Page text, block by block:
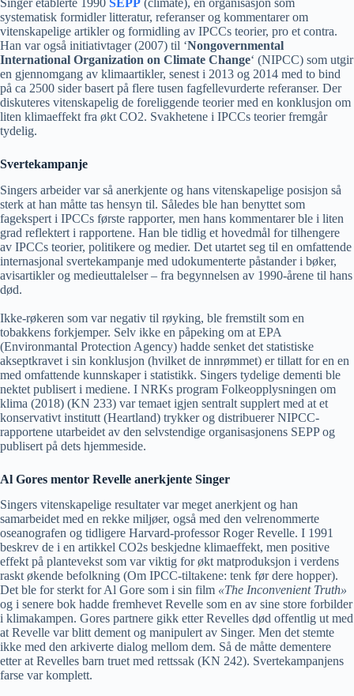
systematisk formidler litteratur, referanser og kommentarer om
vitenskapelige artikler og formidling av IPCCs teorier, pro et contra.
Han var også initiativtager (2007) til ‘Nongovernmental
International Organization on Climate Change‘ (NIPCC) som utgir
en gjennomgang av klimaartikler, senest i 2013 og 2014 med to bind
på ca 2500 sider basert på flere tusen fagfellevurderte referanser. Der
diskuteres vitenskapelig de foreliggende teorier med en konklusjon om
liten klimaeffekt fra økt CO2. Svakhetene i IPCCs teorier fremgår
tydelig.
Svertekampanje
Singers arbeider var så anerkjente og hans vitenskapelige posisjon så
sterk at han måtte tas hensyn til. Således ble han benyttet som
fagekspert i IPCCs første rapporter, men hans kommentarer ble i liten
grad reflektert i rapportene. Han ble tidlig et hovedmål for tilhengere
av IPCCs teorier, politikere og medier. Det utartet seg til en omfattende
internasjonal svertekampanje med udokumenterte påstander i bøker,
avisartikler og medieuttalelser – fra begynnelsen av 1990-årene til hans
død.
Ikke-røkeren som var negativ til røyking, ble fremstilt som en
tobakkens forkjemper. Selv ikke en påpeking om at EPA
(Environmantal Protection Agency) hadde senket det statistiske
akseptkravet i sin konklusjon (hvilket de innrømmet) er tillatt for en en
med omfattende kunnskaper i statistikk. Singers tydelige dementi ble
nektet publisert i mediene. I NRKs program Folkeopplysningen om
klima (2018) (KN 233) var temaet igjen sentralt supplert med at et
konservativt institutt (Heartland) trykker og distribuerer NIPCC-
rapportene utarbeidet av den selvstendige organisasjonens SEPP og
publisert på dets hjemmeside.
Al Gores mentor Revelle anerkjente Singer
Singers vitenskapelige resultater var meget anerkjent og han
samarbeidet med en rekke miljøer, også med den velrenommerte
oseanografen og tidligere Harvard-professor Roger Revelle. I 1991
beskrev de i en artikkel CO2s beskjedne klimaeffekt, men positive
effekt på plantevekst som var viktig for økt matproduksjon i verdens
raskt økende befolkning (Om IPCC-tiltakene: tenk før dere hopper).
Det ble for sterkt for Al Gore som i sin film «The Inconvenient Truth»
og i senere bok hadde fremhevet Revelle som en av sine store forbilder
i klimakampen. Gores partnere gikk etter Revelles død offentlig ut med
at Revelle var blitt dement og manipulert av Singer. Men det stemte
ikke med den arkiverte dialog mellom dem. Så de måtte dementere
etter at Revelles barn truet med rettssak (KN 242). Svertekampanjens
farse var komplett.